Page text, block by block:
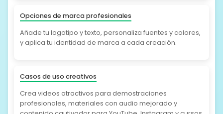
Opciones de marca profesionales
Añade tu logotipo y texto, personaliza fuentes y colores,
y aplica tu identidad de marca a cada creación.
Casos de uso creativos
Crea videos atractivos para demostraciones
profesionales, materiales con audio mejorado y